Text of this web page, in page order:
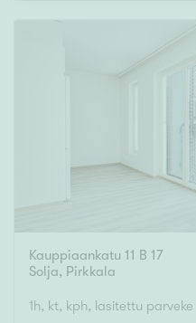
Autotalli
000
Pinta-ala
Asuinpinta-ala
Kauppiaankatu 11 B 17
Solja, Pirkkala
1h, kt, kph, lasitettu parveke